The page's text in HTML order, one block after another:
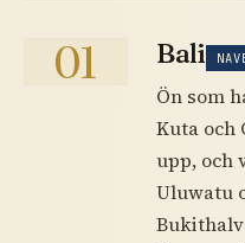
01 Bali
Ön som
Kuta och
upp, och
Uluwatu